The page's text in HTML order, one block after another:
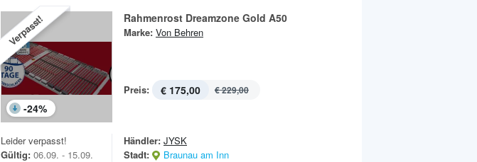
Verpasst!
-24%
Rahmenrost Dreamzone Gold A50
Marke: Von Behren
Preis: € 175,00 € 229,00
Leider verpasst!
Gültig: 06.09. - 15.09.
Händler: JYSK
Stadt:
Braunau am Inn